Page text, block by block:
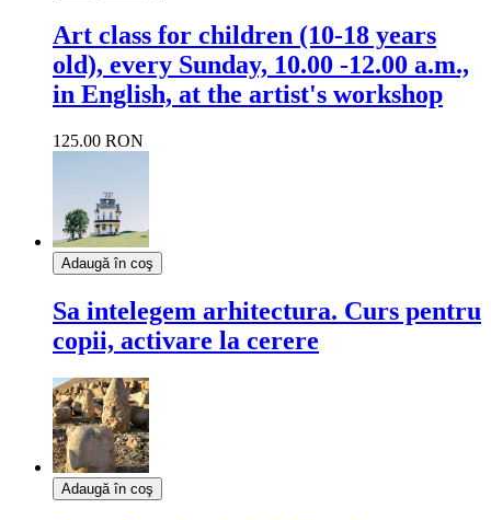
Art class for children (10-18 years
old), every Sunday, 10.00 -12.00 a.m.,
in English, at the artist's workshop
125.00 RON
Adaugă în coş
Sa intelegem arhitectura. Curs pentru
copii, activare la cerere
Adaugă în coş